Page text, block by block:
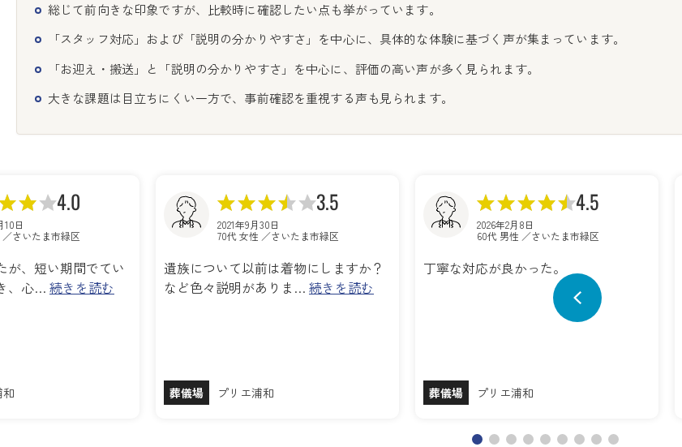
総じて前向きな印象ですが、比較時に確認したい点も挙がっています。
「スタッフ対応」および「説明の分かりやすさ」を中心に、具体的な体験に基づく声が集まっています。
「お迎え・搬送」と「説明の分かりやすさ」を中心に、評価の高い声が多く見られます。
大きな課題は目立ちにくい一方で、事前確認を重視する声も見られます。
4.0
10日
さいたま市緑区
が、短い期間でてい
、心… 続きを読む
3.5
2021年9月30日
70代 女性 ／さいたま市緑区
遺族について以前は着物にしますか？
など色々説明がありま… 続きを読む
葬儀場 プリエ浦和
4.5
2026年2月8日
60代 男性 ／さいたま市緑区
丁寧な対応が良かった。
葬儀場 プリエ浦和